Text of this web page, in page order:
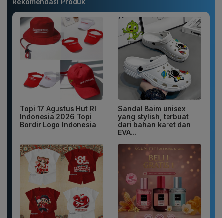
Rekomendasi Produk
Topi 17 Agustus Hut RI
Indonesia 2026 Topi
Bordir Logo Indonesia
Sandal Baim unisex
yang stylish, terbuat
dari bahan karet dan
EVA...